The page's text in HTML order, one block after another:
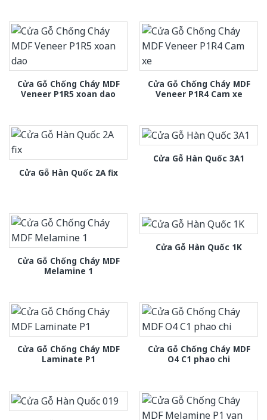
Cửa Gỗ Chống Cháy MDF
Veneer P1R5 xoan dao
Cửa Gỗ Chống Cháy MDF
Veneer P1R4 Cam xe
Cửa Gỗ Hàn Quốc 2A fix
Cửa Gỗ Hàn Quốc 3A1
Cửa Gỗ Chống Cháy MDF
Melamine 1
Cửa Gỗ Hàn Quốc 1K
Cửa Gỗ Chống Cháy MDF
Laminate P1
Cửa Gỗ Chống Cháy MDF
O4 C1 phao chi